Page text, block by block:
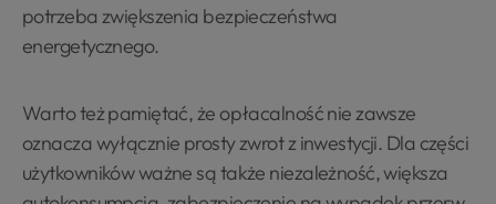
potrzeba zwiększenia bezpieczeństwa
energetycznego.
Warto też pamiętać, że opłacalność nie zawsze
oznacza wyłącznie prosty zwrot z inwestycji. Dla części
użytkowników ważne są także niezależność, większa